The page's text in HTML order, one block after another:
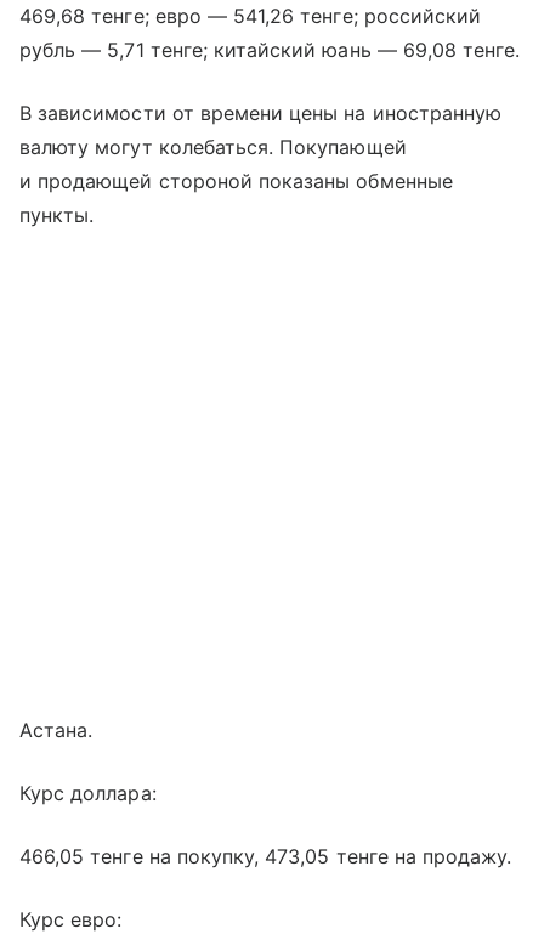
469,68 тенге; евро — 541,26 тенге; российский
рубль — 5,71 тенге; китайский юань — 69,08 тенге.
В зависимости от времени цены на иностранную
валюту могут колебаться. Покупающей
и продающей стороной показаны обменные
пункты.
Астана.
Курс доллара:
466,05 тенге на покупку, 473,05 тенге на продажу.
Курс евро: